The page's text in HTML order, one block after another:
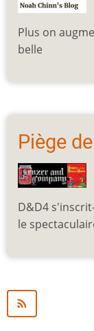
Plus on
belle
Piège
D&D4
le